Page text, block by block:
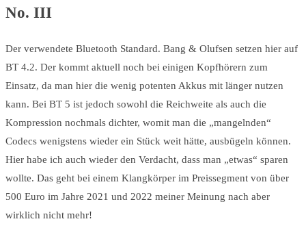
No. III
Der verwendete Bluetooth Standard. Bang & Olufsen setzen hier auf
BT 4.2. Der kommt aktuell noch bei einigen Kopfhörern zum
Einsatz, da man hier die wenig potenten Akkus mit länger nutzen
kann. Bei BT 5 ist jedoch sowohl die Reichweite als auch die
Kompression nochmals dichter, womit man die „mangelnden“
Codecs wenigstens wieder ein Stück weit hätte, ausbügeln können.
Hier habe ich auch wieder den Verdacht, dass man „etwas“ sparen
wollte. Das geht bei einem Klangkörper im Preissegment von über
500 Euro im Jahre 2021 und 2022 meiner Meinung nach aber
wirklich nicht mehr!